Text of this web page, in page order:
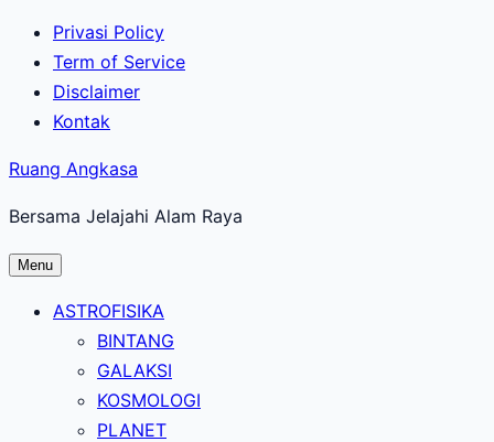
Lewati
konten
utama
Privasi Policy
Term of Service
Disclaimer
Kontak
Ruang Angkasa
Bersama Jelajahi Alam Raya
Menu
ASTROFISIKA
BINTANG
GALAKSI
KOSMOLOGI
PLANET